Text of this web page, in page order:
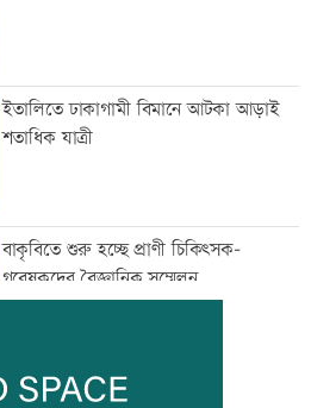
ইতালিতে ঢাকাগামী বিমানে আটকা আড়াই
শতাধিক যাত্রী
বাকৃবিতে শুরু হচ্ছে প্রাণী চিকিৎসক-
গবেষকদের বৈজ্ঞানিক সম্মেলন
বন্দরে বিস্ফোরণে একই পরিবারের ৩ জন দগ্ধ